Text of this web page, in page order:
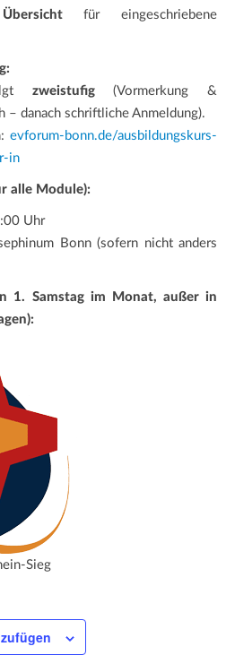
Übersichtfür eingeschriebene
zweistufig(Vormerkung &
– danach schriftliche Anmeldung).
evforum-bonn.de/ausbildungskurs-
in
alle Module):
Uhr
Bonn (sofern nicht anders
1. Samstag im Monat, außer in
Sieg